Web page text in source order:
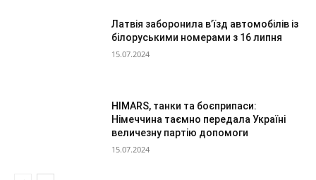
Латвія заборонила в’їзд автомобілів із
білоруськими номерами з 16 липня
15.07.2024
HIMARS, танки та боєприпаси:
Німеччина таємно передала Україні
величезну партію допомоги
15.07.2024